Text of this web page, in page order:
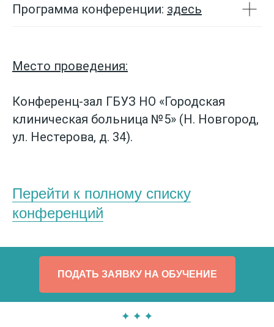
Программа конференции: здесь
Место проведения:
Конференц-зал ГБУЗ НО «Городская
клиническая больница №5» (Н. Новгород,
ул. Нестерова, д. 34).
Перейти к полному списку
конференций
ПОДАТЬ ЗАЯВКУ НА ОБУЧЕНИЕ